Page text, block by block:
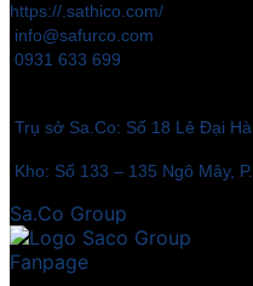
https://.sathico.com/
info@safurco.com
0931 633 699
Trụ sở Sa.Co: Số 18 Lê Đại
Kho: Số 133 – 135 Ngô Mây,
Sa.Co Group
Fanpage